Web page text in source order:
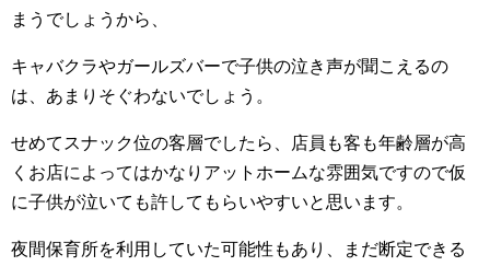
まうでしょうから、
キャバクラやガールズバーで子供の泣き声が聞こえるの
は、あまりそぐわないでしょう。
せめてスナック位の客層でしたら、店員も客も年齢層が高
くお店によってはかなりアットホームな雰囲気ですので仮
に子供が泣いても許してもらいやすいと思います。
夜間保育所を利用していた可能性もあり、まだ断定できる